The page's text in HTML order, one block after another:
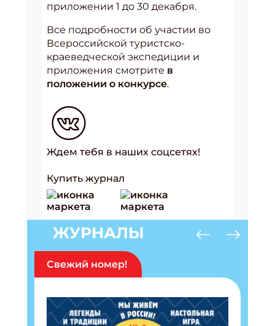
приложении 1 до 30 декабря.
Все подробности об участии во
Всероссийской туристско-
краеведческой экспедиции и
приложения смотрите в
положении о конкурсе.
Ждем тебя в наших соцсетях!
Купить журнал
ЖУРНАЛЫ
Свежий номер!